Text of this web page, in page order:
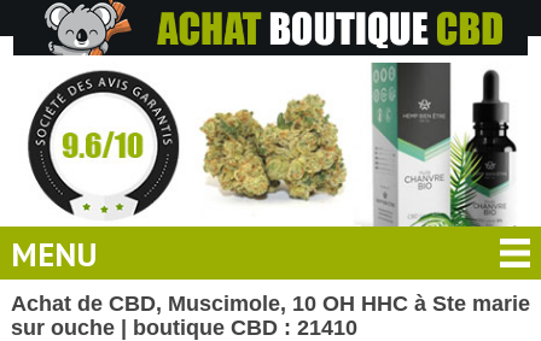
MENU
Achat de CBD, Muscimole, 10 OH HHC à Ste marie
sur ouche | boutique CBD : 21410